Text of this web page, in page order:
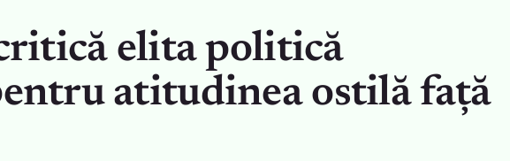
elita politică
atitudinea ostilă față